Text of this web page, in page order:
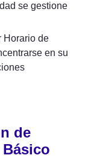
se gestione
Horario de
en su
de